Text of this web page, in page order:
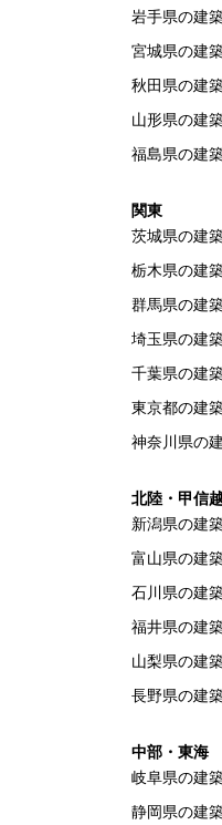
岩手県の建
宮城県の建
秋田県の建
山形県の建
福島県の建
関東
茨城県の建
栃木県の建
群馬県の建
埼玉県の建
千葉県の建
東京都の建
神奈川県の
北陸・甲信
新潟県の建
富山県の建
石川県の建
福井県の建
山梨県の建
長野県の建
中部・東海
岐阜県の建
静岡県の建